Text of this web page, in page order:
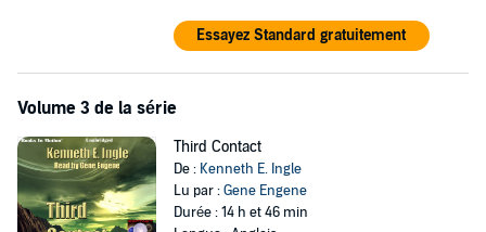
Essayez Standard gratuitement
Volume 3 de la série
Third Contact
De : Kenneth E. Ingle
Lu par :Gene Engene
Durée : 14 h et 46 min